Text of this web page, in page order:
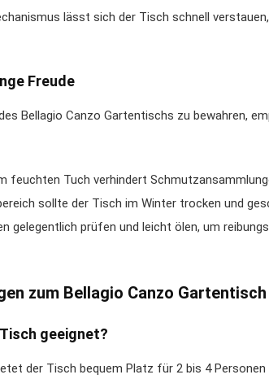
lässt sich der Tisch schnell
Freude
Bellagio Canzo Gartentischs zu bewahren,
feuchten Tuch verhindert
sollte der Tisch im Winter trocken und
gelegentlich prüfen und leicht ölen, um
zum Bellagio Canzo Gartentisch
geeignet?
der Tisch bequem Platz für 2 bis 4